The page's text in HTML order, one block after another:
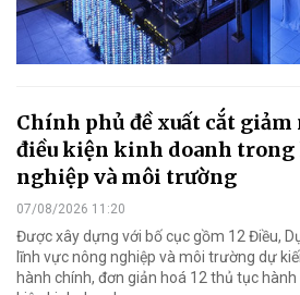
Chính phủ đề xuất cắt
điều kiện kinh doanh
nghiệp và môi trường
07/08/2026 11:20
Được xây dựng với bố cục gồm 12 Điều,
lĩnh vực nông nghiệp và môi trường dự
hành chính, đơn giản hoá 12 thủ tục